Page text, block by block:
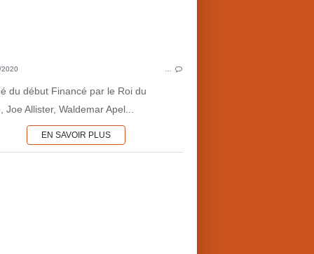
2020
du début Financé par le Roi du
Joe Allister, Waldemar Apel...
EN SAVOIR PLUS